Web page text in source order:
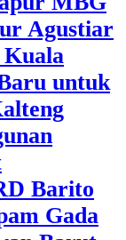
Agustiar
untuk
Barito
Gada